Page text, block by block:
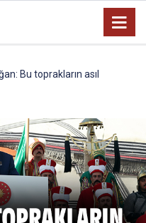
Bu toprakların asıl